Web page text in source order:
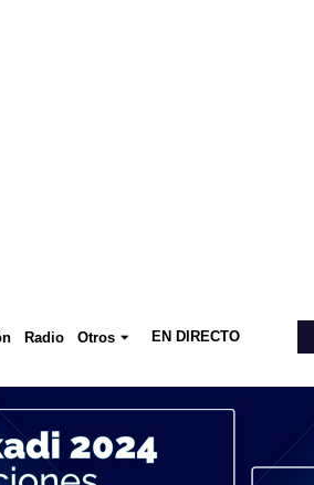
Radio Otros EN DIRECTO